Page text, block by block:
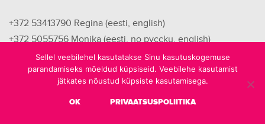
+372 53413790 Regina (eesti, english)
+372 5055756Monika (eesti, no pyccku, english)
+372 53446749Kristina (eesti, no pyccku)
© 2026 Tantsugeen | Kõik õigused on kaitstud
Sellel veebilehel kasutatakse Sinu kasutuskogemuse
parandamiseks mõeldud küpsiseid. Veebilehe kasutamist
jätkates nõustud küpsiste kasutamisega.
OK PRIVAATSUSPOLIITIKA